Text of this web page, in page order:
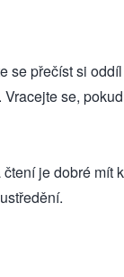
se přečíst si
se,
je dobré mít